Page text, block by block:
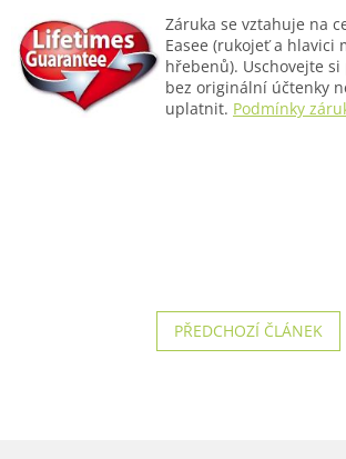
Záruka se vztahuje na
Easee (rukojeť a hlavici
hřebenů). Uschovejte
bez originální účtenky
uplatnit. Podmínky
PŘEDCHOZÍ ČLÁNEK